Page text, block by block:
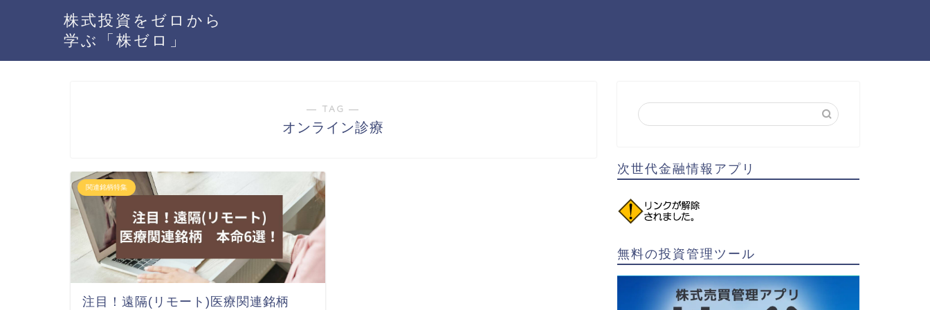
株式投資をゼロから
学ぶ「株ゼロ」
― TAG ―
オンライン診療
関連銘柄特集
注目！遠隔(リモート)医療関連銘柄
次世代金融情報アプリ
無料の投資管理ツール